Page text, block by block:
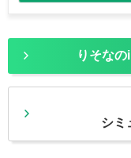
りそな
シミ